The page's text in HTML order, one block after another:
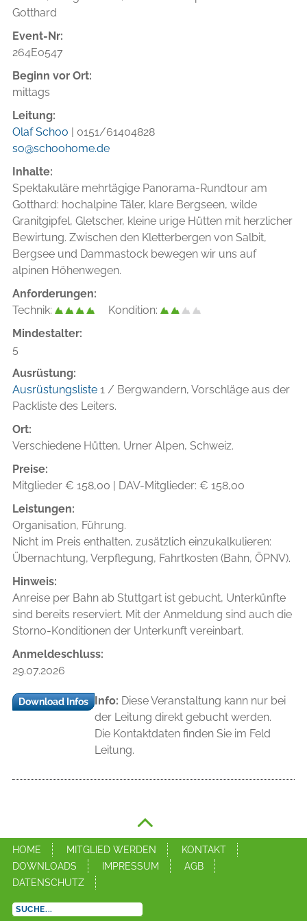
Gotthard
Event-Nr:
264E0547
Beginn vor Ort:
mittags
Leitung:
Olaf Schoo | 0151/61404828
so@schoohome.de
Inhalte:
Spektakuläre mehrtägige Panorama-Rundtour am
Gotthard: hochalpine Täler, klare Bergseen, wilde
Granitgipfel, Gletscher, kleine urige Hütten mit herzlicher
Bewirtung. Zwischen den Kletterbergen von Salbit,
Bergsee und Dammastock bewegen wir uns auf
alpinen Höhenwegen.
Anforderungen:
Technik:
Kondition:
Mindestalter:
5
Ausrüstung:
Ausrüstungsliste1 / Bergwandern, Vorschläge aus der
Packliste des Leiters.
Ort:
Verschiedene Hütten, Urner Alpen, Schweiz.
Preise:
Mitglieder € 158,00 | DAV-Mitglieder: € 158,00
Leistungen:
Organisation, Führung.
Nicht im Preis enthalten, zusätzlich einzukalkulieren:
Übernachtung, Verpflegung, Fahrtkosten (Bahn, ÖPNV).
Hinweis:
Anreise per Bahn ab Stuttgart ist gebucht, Unterkünfte
sind bereits reserviert. Mit der Anmeldung sind auch die
Storno-Konditionen der Unterkunft vereinbart.
Anmeldeschluss:
29.07.2026
Download Infos Info: Diese Veranstaltung kann nur bei
der Leitung direkt gebucht werden.
Die Kontaktdaten finden Sie im Feld
Leitung.
HOME MITGLIED WERDEN
KONTAKT
DOWNLOADS
IMPRESSUM
AGB
DATENSCHUTZ